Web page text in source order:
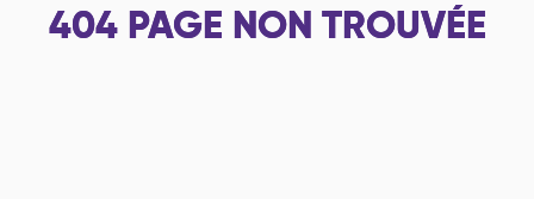
404 PAGE NON TROUVÉE